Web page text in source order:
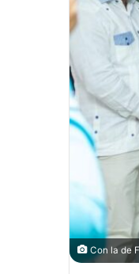
Con la de